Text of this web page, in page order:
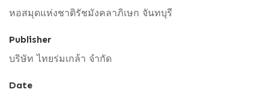
หอสมุดแห่งชาติรัชมังคลาภิเษก จันทบุรี
Publisher
บริษัท ไทยร่มเกล้า จำกัด
Date